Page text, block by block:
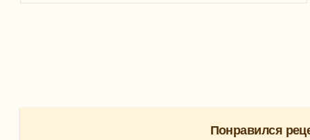
Понравился